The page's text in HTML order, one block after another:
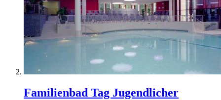
Familienbad Tag Jugendlicher